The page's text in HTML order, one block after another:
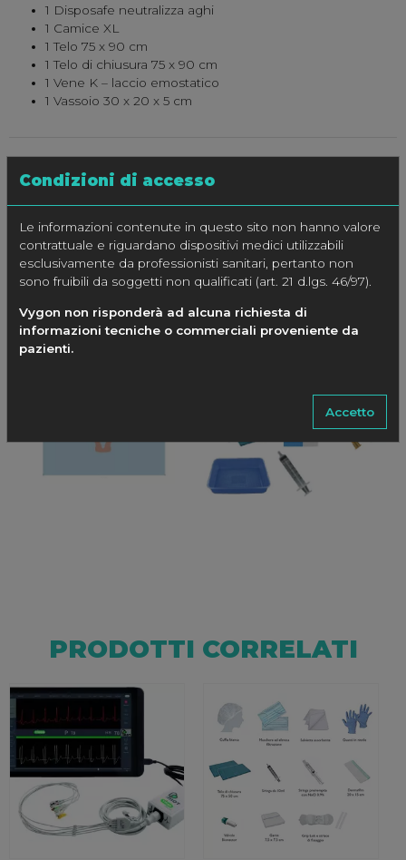
Condizioni di accesso
Le informazioni contenute in questo sito non hanno valore
contrattuale e riguardano dispositivi medici utilizzabili
esclusivamente da professionisti sanitari, pertanto non
sono fruibili da soggetti non qualificati (art. 21 d.lgs. 46/97).
Vygon non risponderà ad alcuna richiesta di
informazioni tecniche o commerciali proveniente da
pazienti.
Accetto
1 Disposafe neutralizza aghi
1 Camice XL
1 Telo 75 x 90 cm
1 Telo di chiusura 75 x 90 cm
1 Vene K – laccio emostatico
1 Vassoio 30 x 20 x 5 cm
4 pezzi ordinabile con codice A80199.2214A
ILLUSTRAZIONI
PRODOTTI CORRELATI